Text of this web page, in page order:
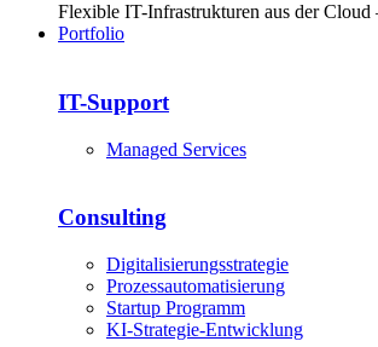
Flexible IT-Infrastrukturen aus der
Portfolio
IT-Support
Managed Services
Consulting
Digitalisierungsstrategie
Prozessautomatisierung
Startup Programm
KI-Strategie-Entwicklung